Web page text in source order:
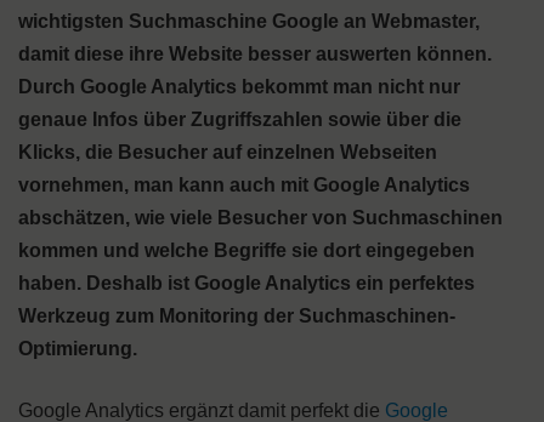
wichtigsten Suchmaschine Google an Webmaster,
damit diese ihre Website besser auswerten können.
Durch Google Analytics bekommt man nicht nur
genaue Infos über Zugriffszahlen sowie über die
Klicks, die Besucher auf einzelnen Webseiten
vornehmen, man kann auch mit Google Analytics
abschätzen, wie viele Besucher von Suchmaschinen
kommen und welche Begriffe sie dort eingegeben
haben. Deshalb ist Google Analytics ein perfektes
Werkzeug zum Monitoring der Suchmaschinen-
Optimierung.
Google Analytics ergänzt damit perfekt die Google